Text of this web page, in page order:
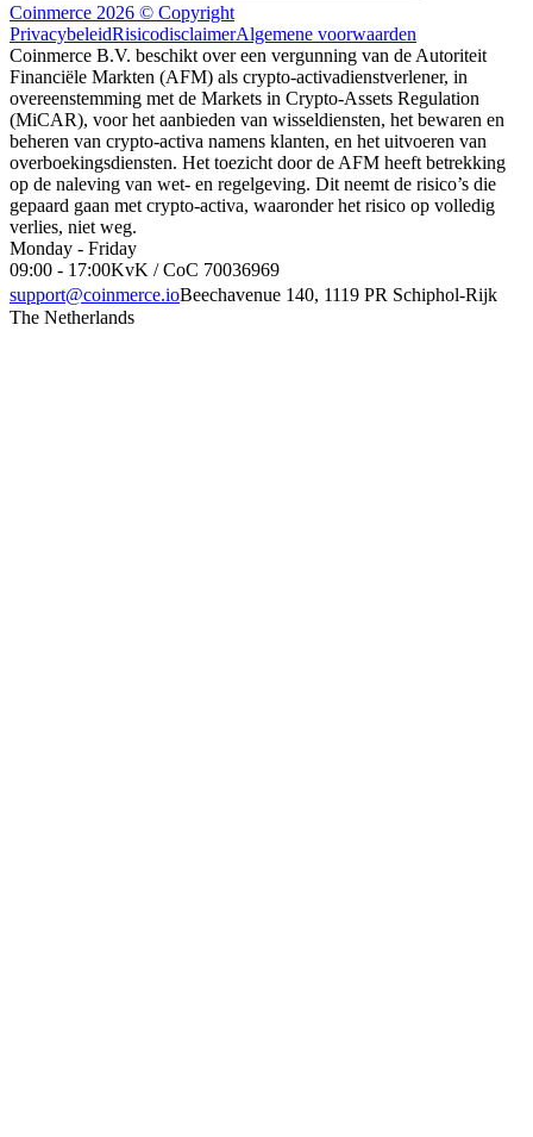
Coinmerce 2026 © Copyright
PrivacybeleidRisicodisclaimerAlgemene voorwaarden
Coinmerce B.V. beschikt over een vergunning van de Autoriteit
Financiële Markten (AFM) als crypto-activadienstverlener, in
overeenstemming met de Markets in Crypto-Assets Regulation
(MiCAR), voor het aanbieden van wisseldiensten, het bewaren en
beheren van crypto-activa namens klanten, en het uitvoeren van
overboekingsdiensten. Het toezicht door de AFM heeft betrekking
op de naleving van wet- en regelgeving. Dit neemt de risico’s die
gepaard gaan met crypto-activa, waaronder het risico op volledig
verlies, niet weg.
Monday - Friday
09:00 - 17:00KvK / CoC 70036969
support@coinmerce.ioBeechavenue 140, 1119 PR Schiphol-Rijk
The Netherlands